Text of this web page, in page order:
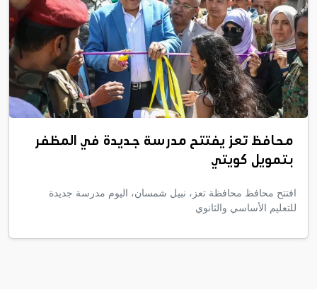
محافظ تعز يفتتح مدرسة جديدة في المظفر
بتمويل كويتي
افتتح محافظ محافظة تعز، نبيل شمسان، اليوم مدرسة جديدة
للتعليم الأساسي والثانوي